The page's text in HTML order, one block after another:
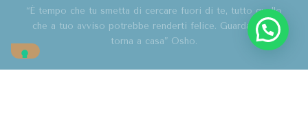
“È tempo che tu smetta di cercare fuori di te, tutto quello
che a tuo avviso potrebbe renderti felice. Guarda in te,
torna a casa” Osho.